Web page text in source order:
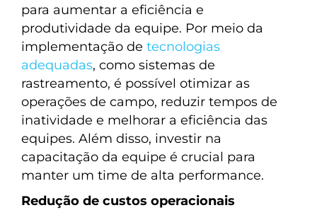
para aumentar a eficiência e
produtividade da equipe. Por meio da
implementação de tecnologias
adequadas, como sistemas de
rastreamento, é possível otimizar as
operações de campo, reduzir tempos de
inatividade e melhorar a eficiência das
equipes. Além disso, investir na
capacitação da equipe é crucial para
manter um time de alta performance.
Redução de custos operacionais